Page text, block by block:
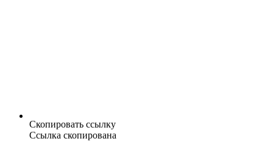
Скопировать ссылку
Ссылка скопирована